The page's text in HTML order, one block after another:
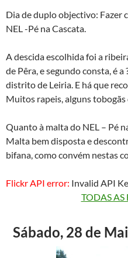
Dia de duplo objectivo: Fazer
NEL -Pé na Cascata.
A descida escolhida foi a
de Pêra, e segundo consta, é
distrito de Leiria. E há que
Muitos rapeis, alguns tobogãs
Quanto à malta do NEL – Pé
Malta bem disposta e
bifana, como convém nestas
Flickr API error: Invalid API
TODAS AS
Sábado, 28 de